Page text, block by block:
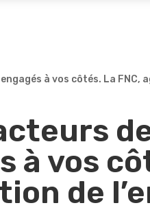
à vos côtés. La FNC,
vos
de